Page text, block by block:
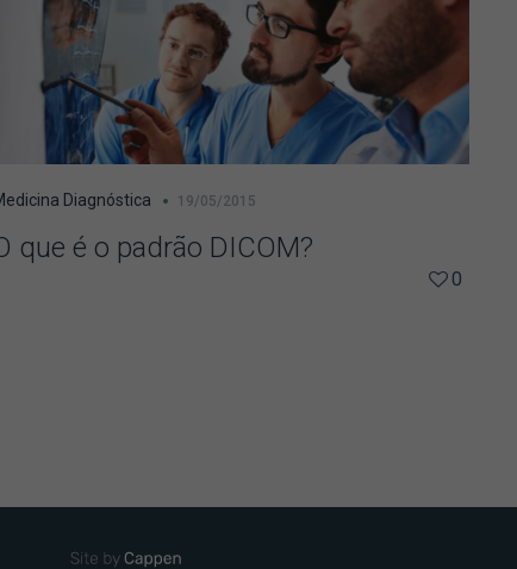
Diagnóstica 19/05/2015
que é o padrão DICOM?
0